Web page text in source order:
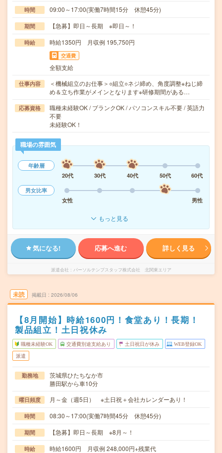
時間 09:00～17:00(実働7時間15分 休憩45分)
期間 【急募】即日～長期 ※即日～！
時給 時給1350円 月収例 195,750円
交通費
全額支給
仕事内容
＜機械組立のお仕事＞○組立○ネジ締め、角度調整※ねじ締
め＆立ち作業がメインとなります※研修期間がある…
応募資格
職種未経験OK / ブランクOK / パソコンスキル不要 / 英語力
不要
未経験OK！
職場の雰囲気
年齢層
20代
30代 40代 50代
60代
男女比率
女性
男性
もっと見る
気になる! 応募へ進む 詳しく見る
派遣会社 パーソルテンプスタッフ株式会社 北関東エリア
未読 掲載日 2026/08/06
【8月開始】時給1600円！食堂あり！長期！
製品組立！土日祝休み
職種未経験OK 交通費別途支給あり 土日祝日が休み WEB登録OK
派遣
勤務地
茨城県ひたちなか市
勝田駅から車10分
曜日頻度 月～金（週5日） ※土日祝＋会社カレンダーあり！
時間 08:30～17:00(実働7時間45分 休憩45分)
期間 【急募】即日～長期 ※8月～！
時給 時給1600円 月収例 248,000円+残業代